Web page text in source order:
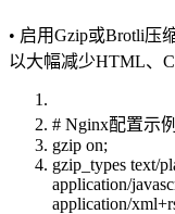
• 启用Gzip或Brotli压
以大幅减少HTML、
# Nginx配置示例
gzip on;
gzip_types text/
application/
application/